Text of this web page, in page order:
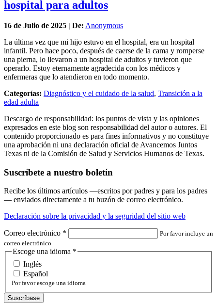
hospital para adultos
16 de Julio de 2025 | De: Anonymous
La última vez que mi hijo estuvo en el hospital, era un hospital
infantil. Pero hace poco, después de caerse de la cama y romperse
una pierna, lo llevaron a un hospital de adultos y tuvieron que
operarlo. Estoy eternamente agradecida con los médicos y
enfermeras que lo atendieron en todo momento.
Categorías: Diagnóstico y el cuidado de la salud, Transición a la
edad adulta
Descargo de responsabilidad: los puntos de vista y las opiniones
expresados en este blog son responsabilidad del autor o autores. El
contenido proporcionado es para fines informativos y no constituye
una aprobación ni una declaración oficial de Avancemos Juntos
Texas ni de la Comisión de Salud y Servicios Humanos de Texas.
Suscríbete a nuestro boletín
Recibe los últimos artículos —escritos por padres y para los padres
— enviados directamente a tu buzón de correo electrónico.
Declaración sobre la privacidad y la seguridad del sitio web
Correo electrónico *
Por favor incluye un
correo electrónico
Escoge una idioma *
Inglés
Español
Por favor escoge una idioma